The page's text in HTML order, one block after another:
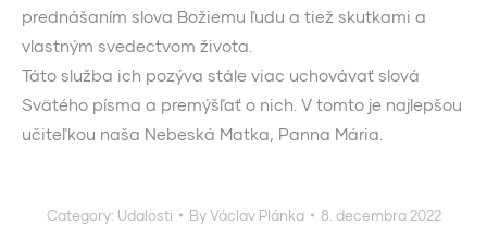
prednášaním slova Božiemu ľudu a tiež skutkami a
vlastným svedectvom života.
Táto služba ich pozýva stále viac uchovávať slová
Svätého písma a premýšľať o nich. V tomto je najlepšou
učiteľkou naša Nebeská Matka, Panna Mária.
Category: Udalosti ByVáclav Plánka 8. decembra 2022